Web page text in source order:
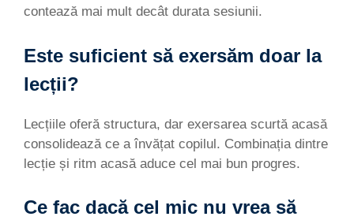
contează mai mult decât durata sesiunii.
Este suficient să exersăm doar la
lecții?
Lecțiile oferă structura, dar exersarea scurtă acasă
consolidează ce a învățat copilul. Combinația dintre
lecție și ritm acasă aduce cel mai bun progres.
Ce fac dacă cel mic nu vrea să